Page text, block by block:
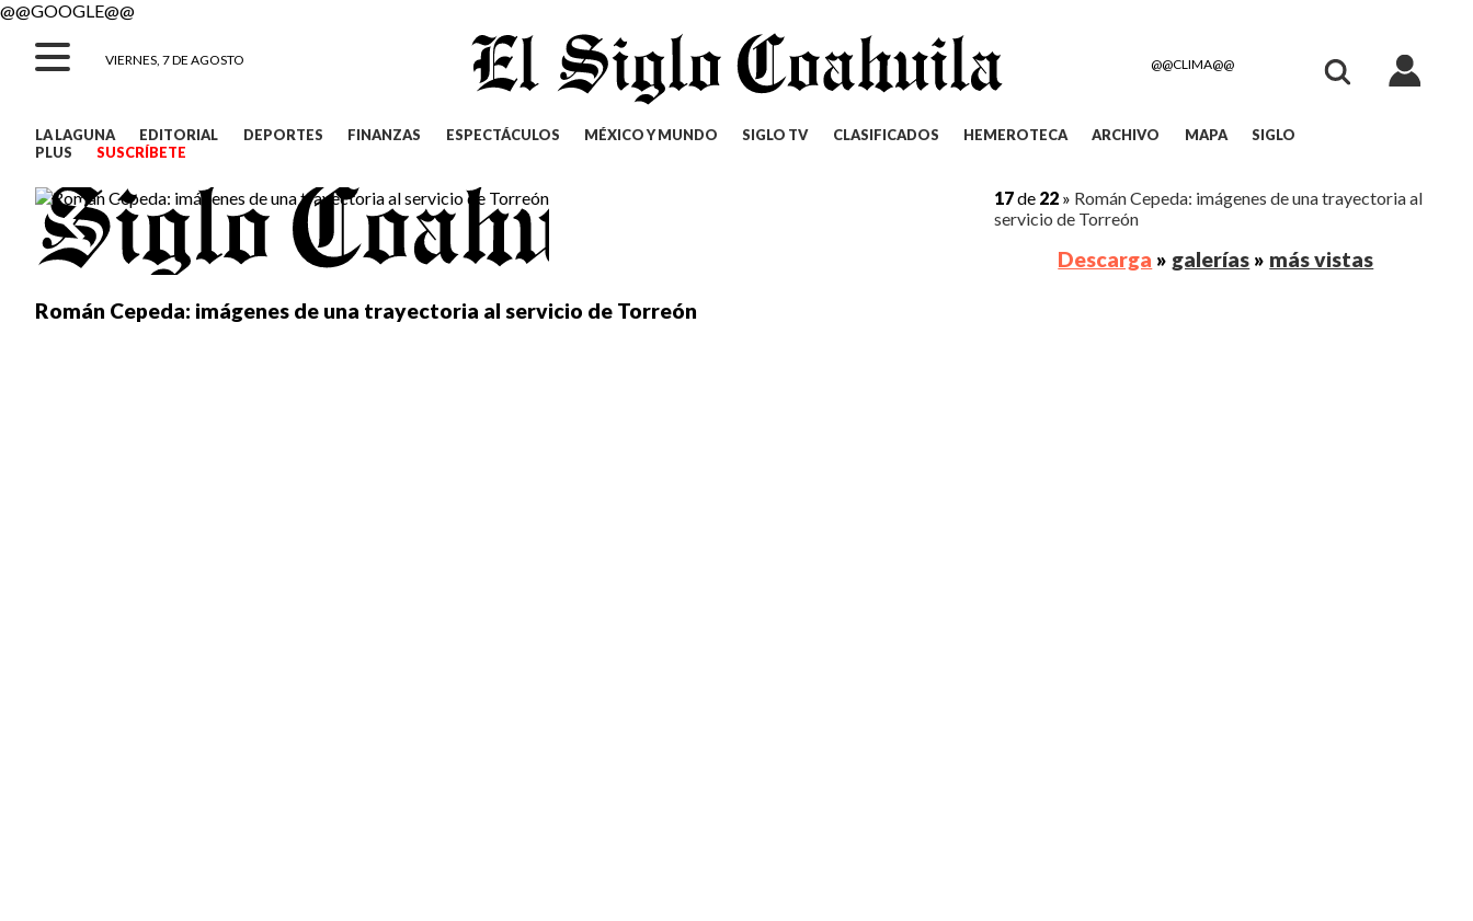
@@GOOGLE@@
VIERNES, 7 DE AGOSTO @@CLIMA@@
LA LAGUNA EDITORIAL DEPORTES FINANZAS ESPECTÁCULOS MÉXICO Y MUNDO SIGLO TV CLASIFICADOS HEMEROTECA ARCHIVO MAPA
SIGLO
PLUS
SUSCRÍBETE
Román Cepeda: imágenes de una trayectoria al servicio de Torreón
17de 22» Román Cepeda: imágenes de una trayectoria al
servicio de Torreón
Descarga » galerías » más vistas